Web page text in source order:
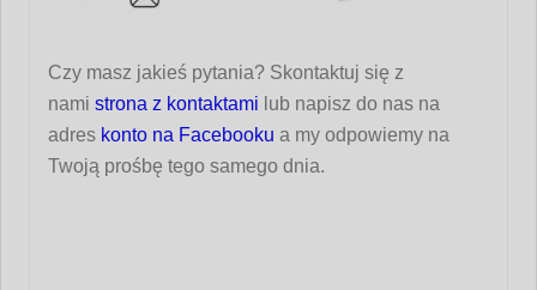
Czy masz jakieś pytania? Skontaktuj się z
nami strona z kontaktami lub napisz do nas na
adres konto na Facebooku a my odpowiemy na
Twoją prośbę tego samego dnia.